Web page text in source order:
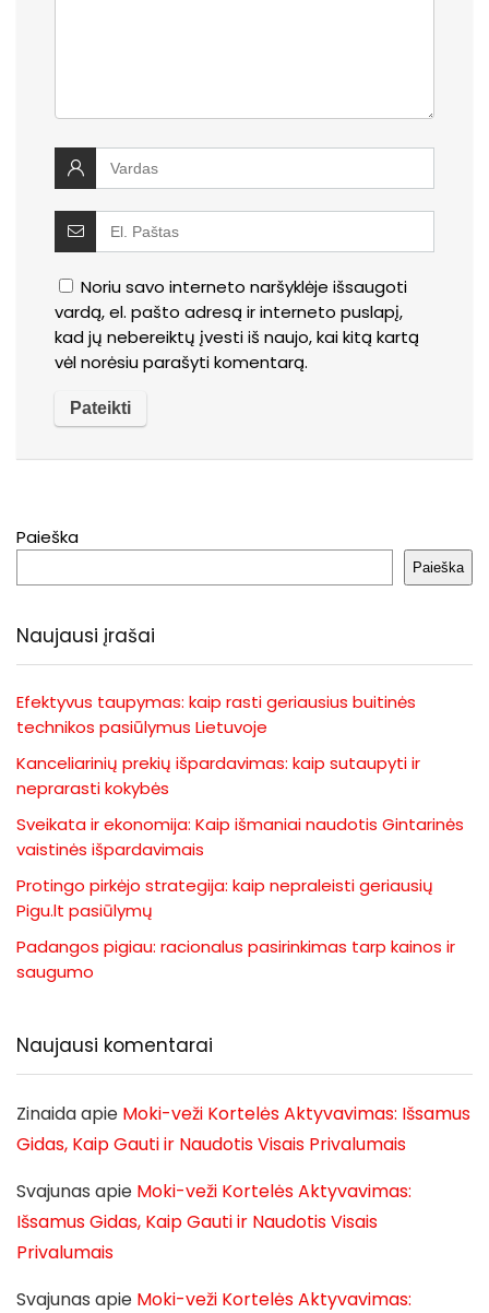
Noriu savo interneto naršyklėje išsaugoti
vardą, el. pašto adresą ir interneto puslapį,
kad jų nebereiktų įvesti iš naujo, kai kitą kartą
vėl norėsiu parašyti komentarą.
Paieška
Paieška
Naujausi įrašai
Efektyvus taupymas: kaip rasti geriausius buitinės
technikos pasiūlymus Lietuvoje
Kanceliarinių prekių išpardavimas: kaip sutaupyti ir
neprarasti kokybės
Sveikata ir ekonomija: Kaip išmaniai naudotis Gintarinės
vaistinės išpardavimais
Protingo pirkėjo strategija: kaip nepraleisti geriausių
Pigu.lt pasiūlymų
Padangos pigiau: racionalus pasirinkimas tarp kainos ir
saugumo
Naujausi komentarai
Zinaidaapie Moki-veži Kortelės Aktyvavimas: Išsamus
Gidas, Kaip Gauti ir Naudotis Visais Privalumais
Svajunas apie Moki-veži Kortelės Aktyvavimas:
Išsamus Gidas, Kaip Gauti ir Naudotis Visais
Privalumais
Svajunas apie Moki-veži Kortelės Aktyvavimas: